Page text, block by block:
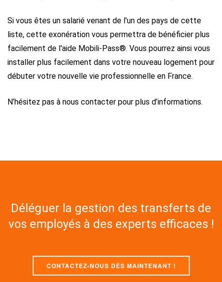
Si vous êtes un salarié venant de l'un des pays de cette
liste, cette exonération vous permettra de bénéficier plus
facilement de l'aide Mobili-Pass®. Vous pourrez ainsi vous
installer plus facilement dans votre nouveau logement pour
débuter votre nouvelle vie professionnelle en France.
N’hésitez pas à nous contacter pour plus d’informations.
Déléguer la gestion des transferts de
vos employés à des experts efficaces !
CONTACTEZ-NOUS DÈS MAINTENANT !